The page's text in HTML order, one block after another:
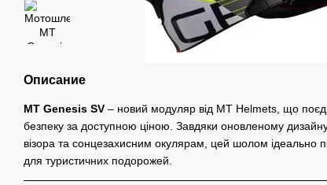
Описание
MT Genesis SV – новий модуляр від MT Helmets, що
безпеку за доступною ціною. Завдяки оновленому
візора та сонцезахисним окулярам, цей шолом ідеально
для туристичних подорожей.